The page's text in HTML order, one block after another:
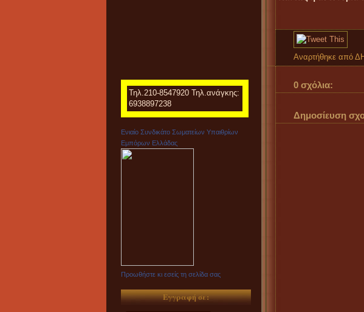
Τηλ.210-8547920 Τηλ.ανάγκης:
6938897238
Ενιαίο Συνδικάτο Σωματείων Υπαιθρίων
Εμπόρων Ελλάδας
Προωθήστε κι εσείς τη σελίδα σας
Εγγραφή σε:
Αναρτήθηκε από
0 σχόλια:
Δημοσίευση